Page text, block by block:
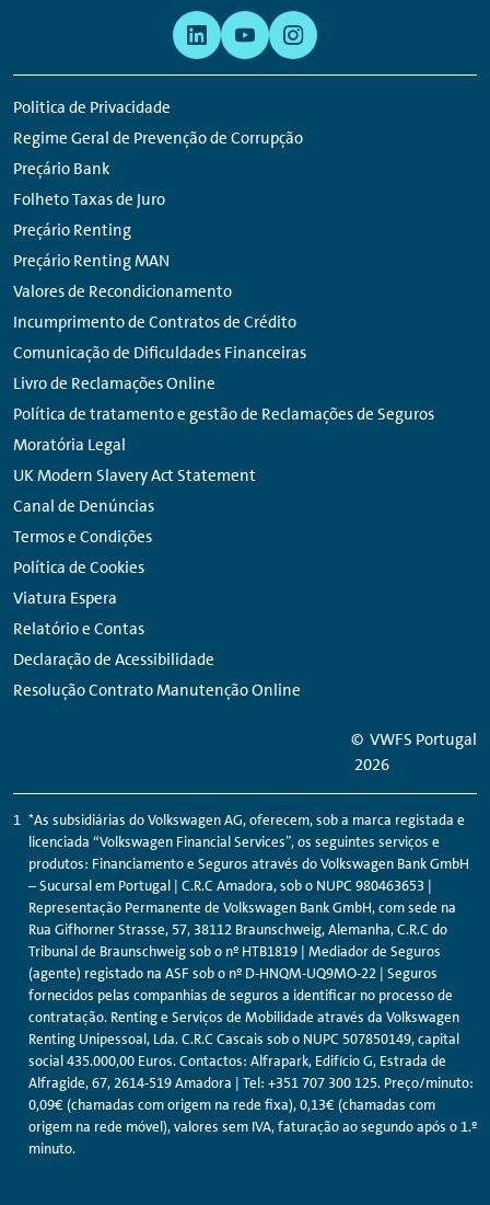
Politica de Privacidade
Regime Geral de Prevenção de Corrupção
Preçário Bank
Folheto Taxas de Juro
Preçário Renting
Preçário Renting MAN
Valores de Recondicionamento
Incumprimento de Contratos de Crédito
Comunicação de Dificuldades Financeiras
Livro de Reclamações Online
Política de tratamento e gestão de Reclamações de Seguros
Moratória Legal
UK Modern Slavery Act Statement
Canal de Denúncias
Termos e Condições
Política de Cookies
Viatura Espera
Relatório e Contas
Declaração de Acessibilidade
Resolução Contrato Manutenção Online
rede
social
© VWFS Portugal
2026
*As subsidiárias doVolkswagenAG, oferecem, sob a marca registada e
licenciada “Volkswagen FinancialServices”, os seguintes serviços e
produtos: Financiamento e Seguros através doVolkswagen BankGmbH
– Sucursal em Portugal | C.R.C Amadora, sob o NUPC 980463653 |
Representação Permanente de Volkswagen BankGmbH, com sede na
Rua Gifhorner Strasse, 57, 38112 Braunschweig, Alemanha, C.R.C do
Tribunal de Braunschweig sob o nº HTB1819 | Mediador de Seguros
(agente) registado na ASF sob o nº D-HNQM-UQ9MO-22 | Seguros
fornecidos pelas companhias de seguros a identificar no processo de
contratação. Rentinge Serviços de Mobilidade através da Volkswagen
Renting Unipessoal, Lda. C.R.C Cascais sob o NUPC 507850149, capital
social 435.000,00 Euros. Contactos: Alfrapark, Edifício G, Estrada de
Alfragide, 67, 2614-519 Amadora | Tel: +351 707 300 125. Preço/minuto:
0,09€ (chamadas com origem na rede fixa), 0,13€ (chamadas com
origem na rede móvel), valores sem IVA, faturação ao segundo após o 1.º
minuto.